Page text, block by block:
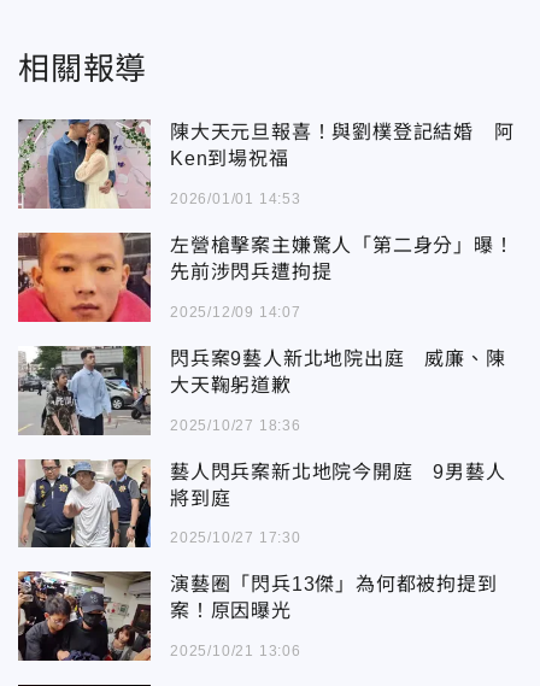
相關報導
陳大天元旦報喜！與劉樸登記結婚 阿
Ken到場祝福
2026/01/01 14:53
左營槍擊案主嫌驚人「第二身分」曝！
先前涉閃兵遭拘提
2025/12/09 14:07
閃兵案9藝人新北地院出庭 威廉、陳
大天鞠躬道歉
2025/10/27 18:36
藝人閃兵案新北地院今開庭 9男藝人
將到庭
2025/10/27 17:30
演藝圈「閃兵13傑」為何都被拘提到
案！原因曝光
2025/10/21 13:06